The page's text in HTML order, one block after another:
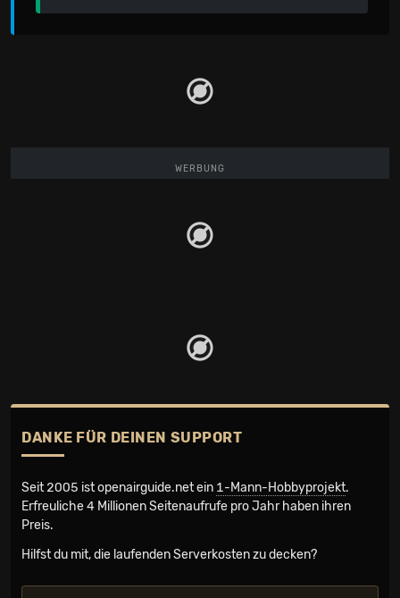
WERBUNG
DANKE FÜR DEINEN SUPPORT
Seit 2005 ist openairguide.net ein 1-Mann-Hobbyprojekt.
Erfreuliche 4 Millionen Seiten­aufrufe pro Jahr haben ihren
Preis.
Hilfst du mit, die laufenden Serverkosten zu decken?